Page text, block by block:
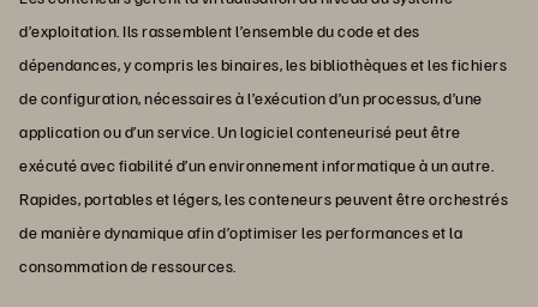
d’exploitation. Ils rassemblent l’ensemble du code et des
dépendances, y compris les binaires, les bibliothèques et les fichiers
de configuration, nécessaires à l’exécution d’un processus, d’une
application ou d’un service. Un logiciel conteneurisé peut être
exécuté avec fiabilité d’un environnement informatique à un autre.
Rapides, portables et légers, les conteneurs peuvent être orchestrés
de manière dynamique afin d’optimiser les performances et la
consommation de ressources.